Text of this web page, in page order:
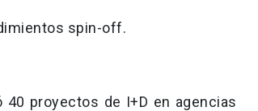
spin-off.
proyectos de I+D en agencias